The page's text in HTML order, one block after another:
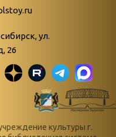
в-
Война. Народ.
живые»
«Мне всё
снятся
военной поры
ул.
26
культуры г.